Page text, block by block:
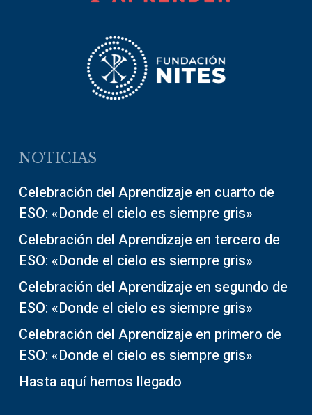
NOTICIAS
Celebración del Aprendizaje en cuarto de
ESO: «Donde el cielo es siempre gris»
Celebración del Aprendizaje en tercero de
ESO: «Donde el cielo es siempre gris»
Celebración del Aprendizaje en segundo de
ESO: «Donde el cielo es siempre gris»
Celebración del Aprendizaje en primero de
ESO: «Donde el cielo es siempre gris»
Hasta aquí hemos llegado